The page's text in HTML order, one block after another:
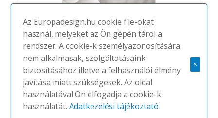
Casa de Familia
BD BARCELONA
Az Europadesign.hu cookie file-okat
használ, melyeket az Ön gépén tárol a
rendszer. A cookie-k személyazonosítására
nem alkalmasak, szolgáltatásaink
biztosításához illetve a felhasználói élmény
javítása miatt szükségesek. Az oldal
használatával Ön elfogadja a cookie-k
használatát.Adatkezelési tájékoztató
×